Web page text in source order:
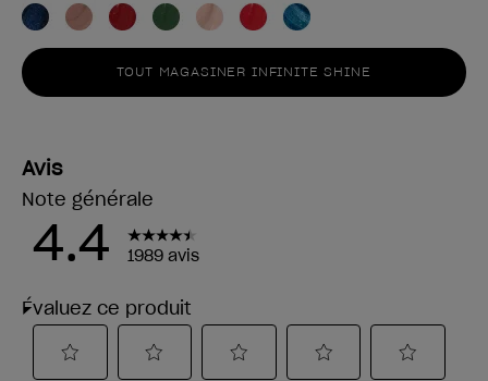
TOUT MAGASINER INFINITE SHINE